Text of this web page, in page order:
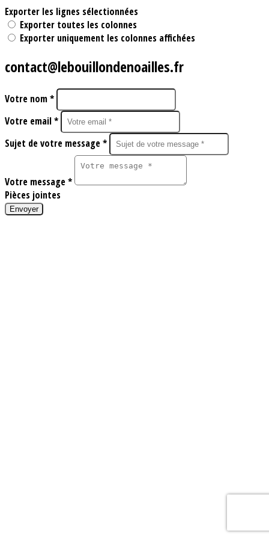
Exporter les lignes sélectionnées
Exporter toutes les colonnes
Exporter uniquement les colonnes affichées
contact@lebouillondenoailles.fr
Votre nom *
Votre email *
Sujet de votre message *
Votre message *
Pièces jointes
Envoyer